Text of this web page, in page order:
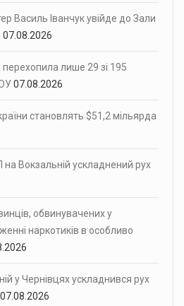
Василь Іванчук увійде до Зали
07.08.2026
перехопила лише 29 зі 195
07.08.2026
становлять $51,2 мільярда
Вокзальній ускладнений рух
обвинувачених у
наркотиків в особливо
у Чернівцях ускладнився рух
07.08.2026